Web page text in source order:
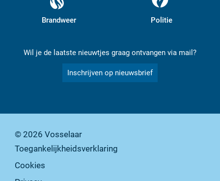
Brandweer Politie
Wil je de laatste nieuwtjes graag ontvangen via mail?
Inschrijven op nieuwsbrief
© 2026 Vosselaar
Toegankelijkheidsverklaring
Cookies